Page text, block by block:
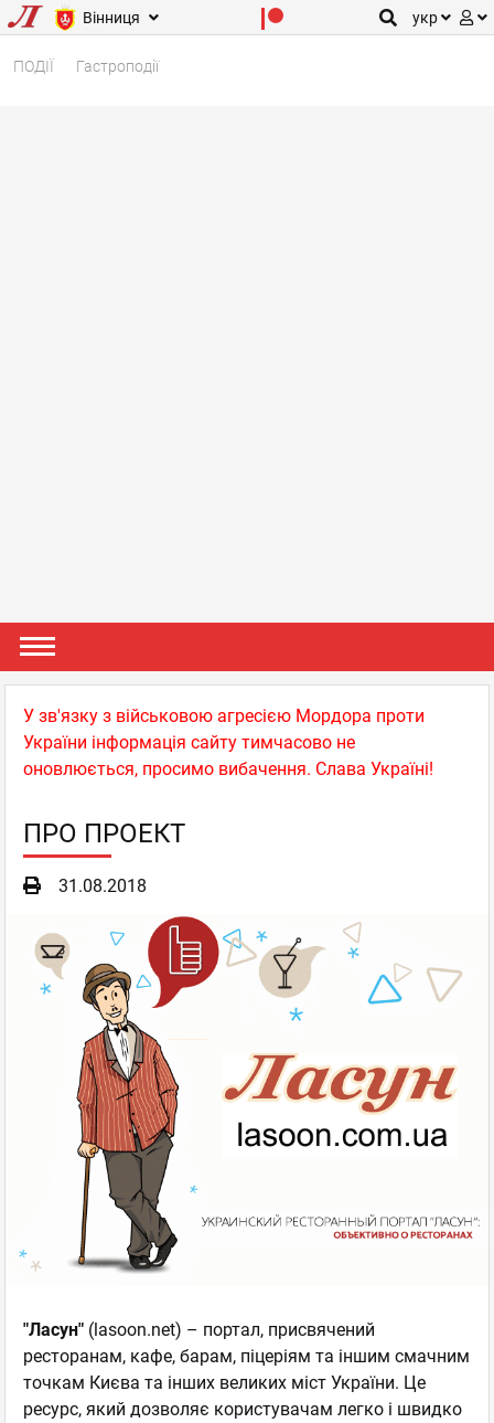
Вінниця укр
ПОДІЇ Гастроподії
У зв'язку з військовою агресією Мордора проти
України інформація сайту тимчасово не
оновлюється, просимо вибачення. Слава Україні!
ПРО ПРОЕКТ
31.08.2018
"Ласун" (lasoon.net) – портал, присвячений
ресторанам, кафе, барам, піцеріям та іншим смачним
точкам Києва та інших великих міст України. Це
ресурс, який дозволяє користувачам легко і швидко